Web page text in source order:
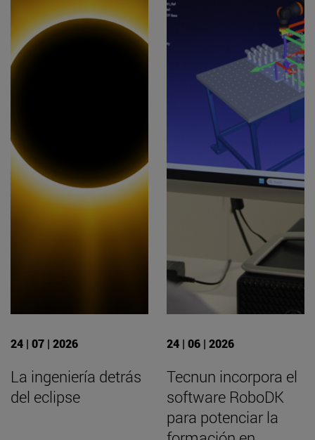
24 | 07 | 2026
La ingeniería detrás
del eclipse
24 | 06 | 2026
Tecnun incorpora el
software RoboDK
para potenciar la